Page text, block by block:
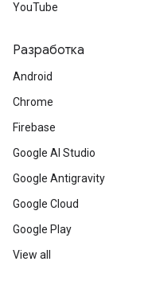
YouTube
Разработка
Android
Chrome
Firebase
Google AI Studio
Google Antigravity
Google Cloud
Google Play
View all